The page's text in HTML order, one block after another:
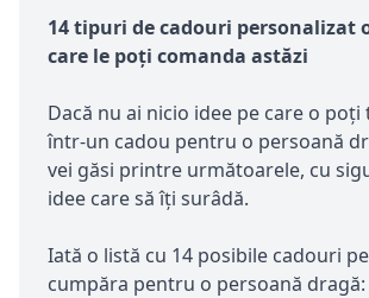
14 tipuri de cadouri personalizat
care le poți comanda astăzi
Dacă nu ai nicio idee pe care o
într-un cadou pentru o persoană
vei găsi printre următoarele, cu
idee care să îți surâdă.
Iată o listă cu 14 posibile cadouri
cumpăra pentru o persoană dragă: